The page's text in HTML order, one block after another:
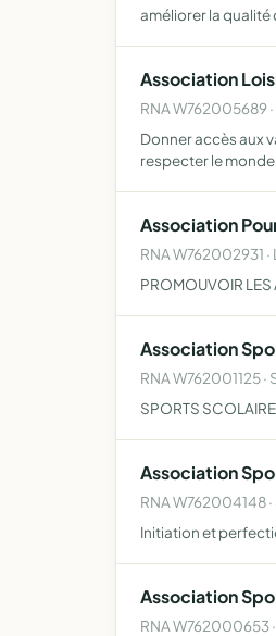
améliorer la qualité
Association
RNA W762005689
Donner accès aux
respecter le
Association
RNA W762002931
PROMOUVOIR LES
Association
RNA W762001125 ·
SPORTS
Association
RNA W762004148
Initiation et
Association
RNA W762000653